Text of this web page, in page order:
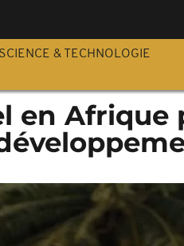
SCIENCE & TECHNOLOGIE
en Afrique